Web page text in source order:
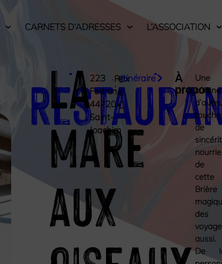
CARNETS D’ADRESSES L’ASSOCIATION
La
Mare
aux
223
Fedrun,
44720
Saint-
Joachim
Prix
:
€
€
€
itinéraire
À
propos
Une
cuisine
de
nourrie
de
cette
Brière
des
aussi.
De